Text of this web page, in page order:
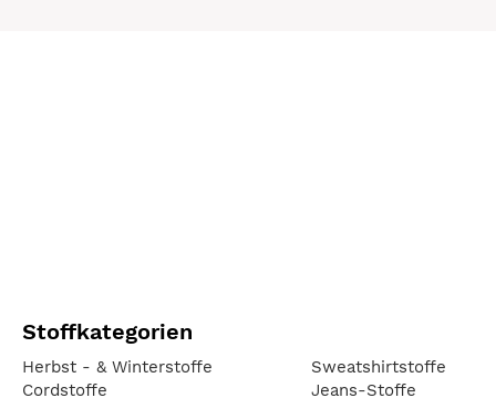
Stoffkategorien
Herbst - & Winterstoffe
Cordstoffe
Sweatshirtstoffe
Jeans-Stoffe